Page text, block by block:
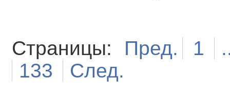
Страницы: Пред. 1
133
След.